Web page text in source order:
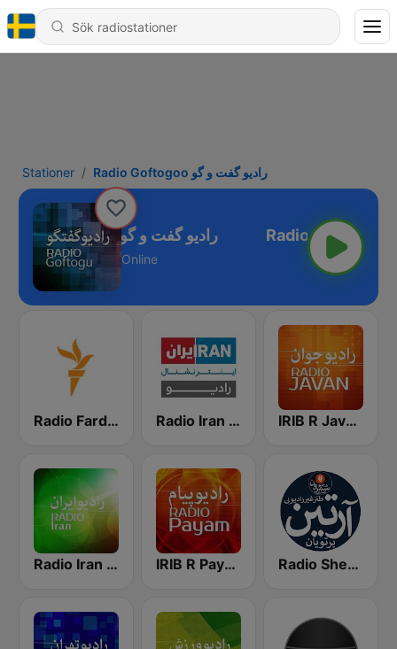
Stationer Radio Goftogoo رادیو گفت و گو
Radio Goftogoo رادیو گفت و گو
Online
Radio Farda (راديو فردا) Radio Iran International IRIB R Javan راديو جوان
Radio Iran رادیو ایران IRIB R Payam رادیو پیام Radio Shemroon